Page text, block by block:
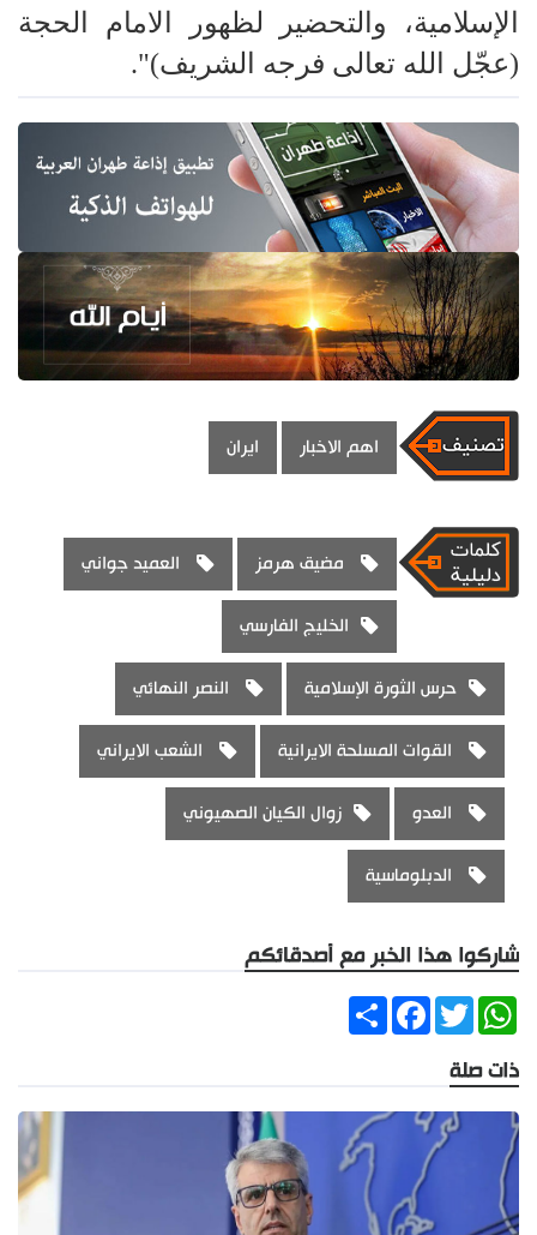
الإسلامية، والتحضير لظهور الامام الحجة
(عجّل الله تعالى فرجه الشريف)".
اهم الاخبار ايران
مضيق هرمز العميد جواني
الخليج الفارسي
حرس الثورة الإسلامية النصر النهائي
القوات المسلحة الايرانية الشعب الايراني
العدو زوال الكيان الصهيوني
الدبلوماسية
شاركوا هذا الخبر مع أصدقائكم
ShareFacebookTwitter
WhatsApp
ذات صلة